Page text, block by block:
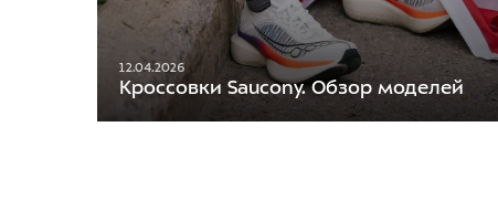
12.04.2026
Кроссовки Saucony. Обзор моделей